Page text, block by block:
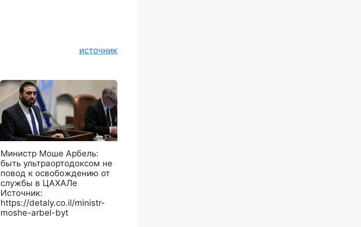
источник
Министр Моше Арбель:
быть ультраортодоксом не
повод к освобождению от
службы в ЦАХАЛе
Источник:
https://detaly.co.il/ministr-
moshe-arbel-byt